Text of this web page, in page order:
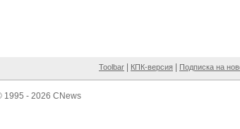
Toolbar КПК-версия Подписка на
- 2026 CNews